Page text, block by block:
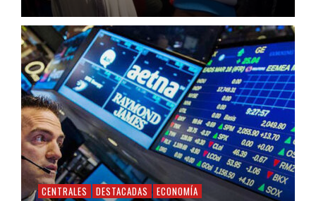
CENTRALES DESTACADAS ECONOMÍA